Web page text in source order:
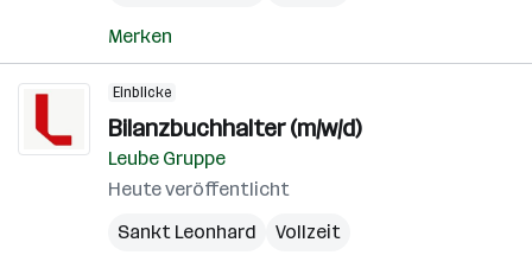
Merken
Einblicke
Bilanzbuchhalter (m/w/d)
Leube Gruppe
Heute veröffentlicht
Sankt Leonhard
Vollzeit